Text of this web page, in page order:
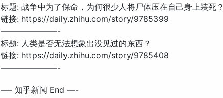
标题: 战争中为了保命，为何很少人将尸体压在自己身上装死？
链接: https://daily.zhihu.com/story/9785399
———————-
标题: 人类是否无法想象出没见过的东西？
链接: https://daily.zhihu.com/story/9785408
———————-
—- 知乎新闻 End —-